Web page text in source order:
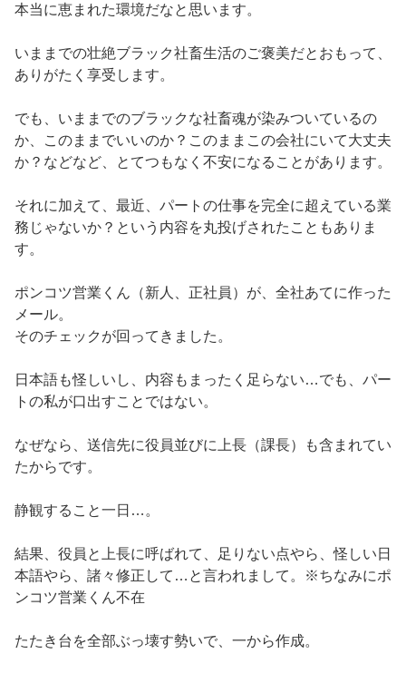
本当に恵まれた環境だなと思います。
いままでの壮絶ブラック社畜生活のご褒美だとおもって、
ありがたく享受します。
でも、いままでのブラックな社畜魂が染みついているの
か、このままでいいのか？このままこの会社にいて大丈夫
か？などなど、とてつもなく不安になることがあります。
それに加えて、最近、パートの仕事を完全に超えている業
務じゃないか？という内容を丸投げされたこともありま
す。
ポンコツ営業くん（新人、正社員）が、全社あてに作った
メール。
そのチェックが回ってきました。
日本語も怪しいし、内容もまったく足らない…でも、パー
トの私が口出すことではない。
なぜなら、送信先に役員並びに上長（課長）も含まれてい
たからです。
静観すること一日…。
結果、役員と上長に呼ばれて、足りない点やら、怪しい日
本語やら、諸々修正して…と言われまして。※ちなみにポ
ンコツ営業くん不在
たたき台を全部ぶっ壊す勢いで、一から作成。